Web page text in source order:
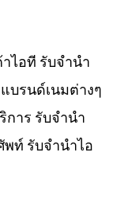
ไอที รับจำนำ
บรนด์เนมต่างๆ
การ รับจำนำ
ท์ รับจำนำไอ